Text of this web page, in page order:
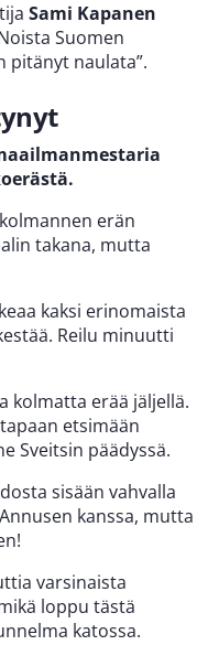
Sami Kapanen
Suomen
pitänyt naulata”.
erän
takana, mutta
kaksi erinomaista
Reilu minuutti
kolmatta erää jäljellä.
etsimään
Sveitsin päädyssä.
sisään vahvalla
kanssa, mutta
varsinaista
loppu tästä
katossa.